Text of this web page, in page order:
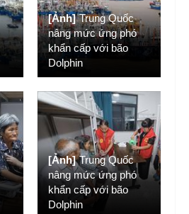
[Ảnh] Trung Quốc
nâng mức ứng phó
khẩn cấp với bão
Dolphin
[Ảnh] Trung Quốc
nâng mức ứng phó
khẩn cấp với bão
Dolphin